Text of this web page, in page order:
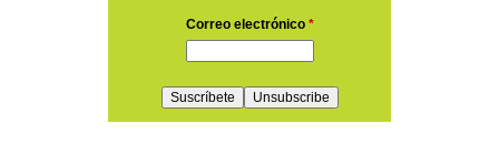
Correo electrónico *